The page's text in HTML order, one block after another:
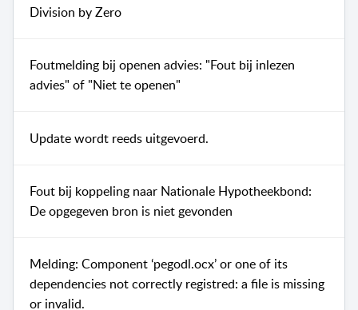
Division by Zero
Foutmelding bij openen advies: "Fout bij inlezen
advies" of "Niet te openen"
Update wordt reeds uitgevoerd.
Fout bij koppeling naar Nationale Hypotheekbond:
De opgegeven bron is niet gevonden
Melding: Component ‘pegodl.ocx’ or one of its
dependencies not correctly registred: a file is missing
or invalid.